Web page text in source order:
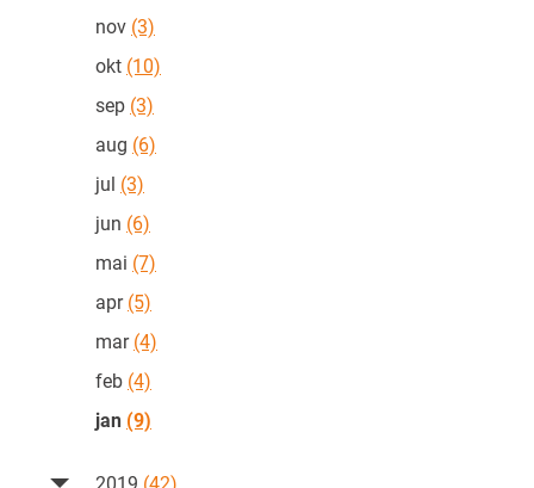
nov (3)
okt (10)
sep (3)
aug (6)
jul (3)
jun (6)
mai (7)
apr(5)
mar(4)
feb (4)
jan (9)
2019 (42)